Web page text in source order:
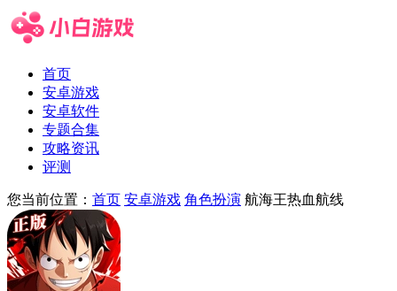
首页
安卓游戏
安卓软件
专题合集
攻略资讯
评测
您当前位置： 首页 安卓游戏 角色扮演 航海王热血航线